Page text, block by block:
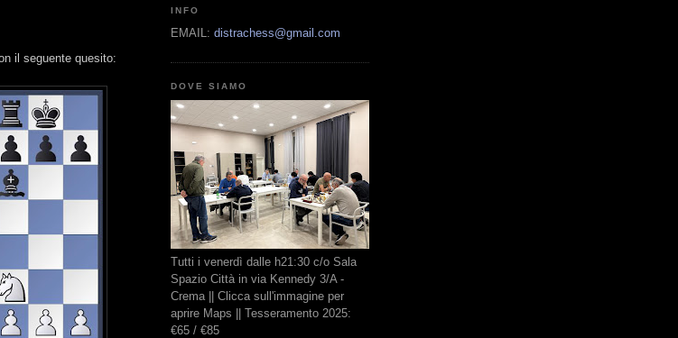
il seguente quesito:
INFO
EMAIL: distrachess@gmail.com
DOVE SIAMO
Tutti i venerdì dalle h21:30 c/o Sala
Spazio Città in via Kennedy 3/A -
Crema || Clicca sull'immagine per
aprire Maps || Tesseramento 2025:
€65 / €85